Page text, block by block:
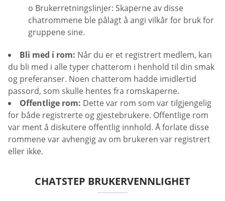
o Brukerretningslinjer: Skaperne av disse
chatrommene ble pålagt å angi vilkår for bruk for
gruppene sine.
Bli med i rom: Når du er et registrert medlem, kan
du bli med i alle typer chatterom i henhold til din smak
og preferanser. Noen chatterom hadde imidlertid
passord, som skulle hentes fra romskaperne.
Offentlige rom: Dette var rom som var tilgjengelig
for både registrerte og gjestebrukere. Offentlige rom
var ment å diskutere offentlig innhold. Å forlate disse
rommene var avhengig av om brukeren var registrert
eller ikke.
CHATSTEP BRUKERVENNLIGHET